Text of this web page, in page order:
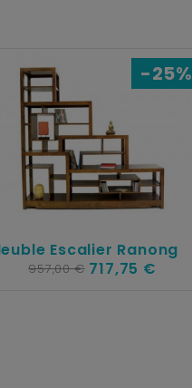
-25%
Escalier Ranong
957,00 € 717,75 €